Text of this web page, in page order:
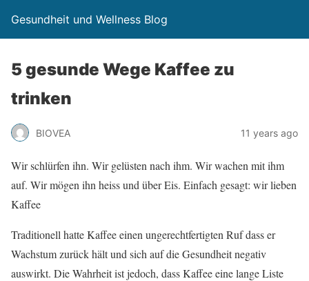
Gesundheit und Wellness Blog
5 gesunde Wege Kaffee zu
trinken
BIOVEA 11 years ago
Wir schlürfen ihn. Wir gelüsten nach ihm. Wir wachen mit ihm
auf. Wir mögen ihn heiss und über Eis. Einfach gesagt: wir lieben
Kaffee
Traditionell hatte Kaffee einen ungerechtfertigten Ruf dass er
Wachstum zurück hält und sich auf die Gesundheit negativ
auswirkt. Die Wahrheit ist jedoch, dass Kaffee eine lange Liste